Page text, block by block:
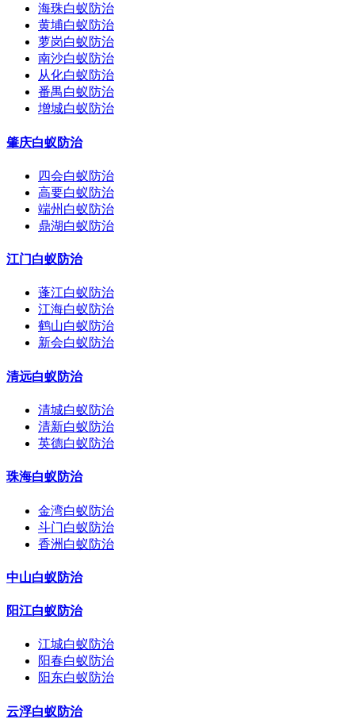
海珠白蚁防治
黄埔白蚁防治
萝岗白蚁防治
南沙白蚁防治
从化白蚁防治
番禺白蚁防治
增城白蚁防治
肇庆白蚁防治
四会白蚁防治
高要白蚁防治
端州白蚁防治
鼎湖白蚁防治
江门白蚁防治
蓬江白蚁防治
江海白蚁防治
鹤山白蚁防治
新会白蚁防治
清远白蚁防治
清城白蚁防治
清新白蚁防治
英德白蚁防治
珠海白蚁防治
金湾白蚁防治
斗门白蚁防治
香洲白蚁防治
中山白蚁防治
阳江白蚁防治
江城白蚁防治
阳春白蚁防治
阳东白蚁防治
云浮白蚁防治